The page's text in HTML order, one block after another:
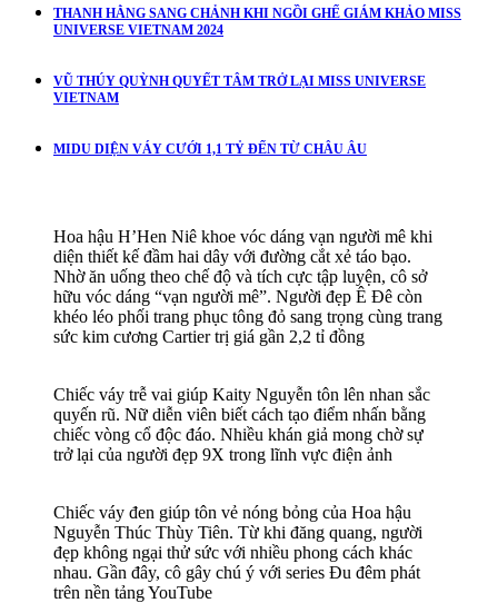
THANH HẰNG SANG CHẢNH KHI NGỒI GHẾ GIÁM KHẢO MISS
UNIVERSE VIETNAM 2024
VŨ THÚY QUỲNH QUYẾT TÂM TRỞ LẠI MISS UNIVERSE
VIETNAM
MIDU DIỆN VÁY CƯỚI 1,1 TỶ ĐẾN TỪ CHÂU ÂU
Hoa hậu H’Hen Niê khoe vóc dáng vạn người mê khi
diện thiết kế đầm hai dây với đường cắt xẻ táo bạo.
Nhờ ăn uống theo chế độ và tích cực tập luyện, cô sở
hữu vóc dáng “vạn người mê”. Người đẹp Ê Đê còn
khéo léo phối trang phục tông đỏ sang trọng cùng trang
sức kim cương Cartier trị giá gần 2,2 tỉ đồng
Chiếc váy trễ vai giúp Kaity Nguyễn tôn lên nhan sắc
quyến rũ. Nữ diễn viên biết cách tạo điểm nhấn bằng
chiếc vòng cổ độc đáo. Nhiều khán giả mong chờ sự
trở lại của người đẹp 9X trong lĩnh vực điện ảnh
Chiếc váy đen giúp tôn vẻ nóng bỏng của Hoa hậu
Nguyễn Thúc Thùy Tiên. Từ khi đăng quang, người
đẹp không ngại thử sức với nhiều phong cách khác
nhau. Gần đây, cô gây chú ý với series Đu đêm phát
trên nền tảng YouTube